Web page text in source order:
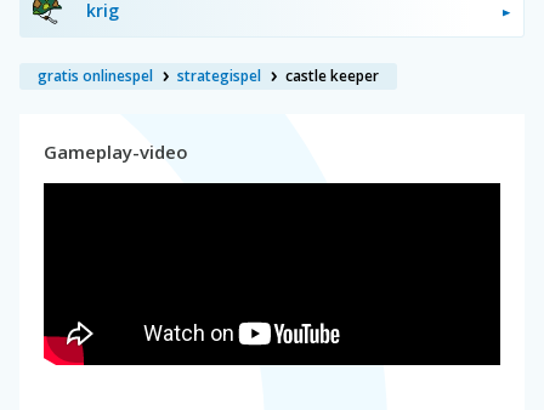
krig
gratis onlinespel strategispel castle keeper
Gameplay-video